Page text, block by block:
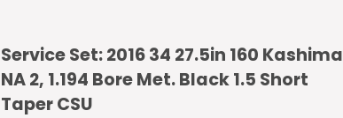
Service Set: 2016 34 27.5in 160 Kashima
NA 2, 1.194 Bore Met. Black 1.5 Short
Taper CSU